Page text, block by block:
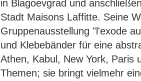
in Blagoevgrad und
Stadt Maisons Laffitte. Seine
Gruppenausstellung "l'exode
und Klebebänder für eine
Athen, Kabul, New York, Paris
Themen; sie bringt vielmehr